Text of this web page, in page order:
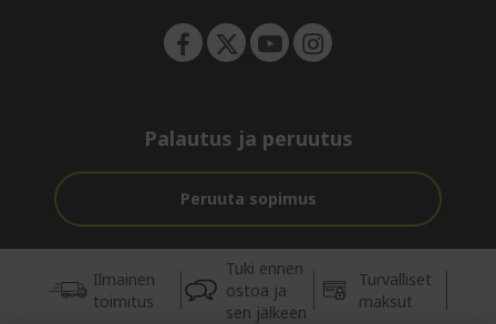
Palautus ja peruutus
Peruuta sopimus
Ilmainen
toimitus
Tuki ennen
ostoa ja
sen jälkeen
Turvalliset
maksut